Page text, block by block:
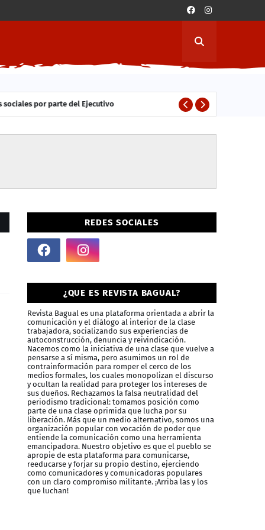
sociales por parte del Ejecutivo
REDES SOCIALES
¿QUE ES REVISTA BAGUAL?
Revista Bagual es una plataforma orientada a abrir la
comunicación y el diálogo al interior de la clase
trabajadora, socializando sus experiencias de
autoconstrucción, denuncia y reivindicación.
Nacemos como la iniciativa de una clase que vuelve a
pensarse a sí misma, pero asumimos un rol de
contrainformación para romper el cerco de los
medios formales, los cuales monopolizan el discurso
y ocultan la realidad para proteger los intereses de
sus dueños. Rechazamos la falsa neutralidad del
periodismo tradicional: tomamos posición como
parte de una clase oprimida que lucha por su
liberación. Más que un medio alternativo, somos una
organización popular con vocación de poder que
entiende la comunicación como una herramienta
emancipadora. Nuestro objetivo es que el pueblo se
apropie de esta plataforma para comunicarse,
reeducarse y forjar su propio destino, ejerciendo
como comunicadores y comunicadoras populares
con un claro compromiso militante. ¡Arriba las y los
que luchan!